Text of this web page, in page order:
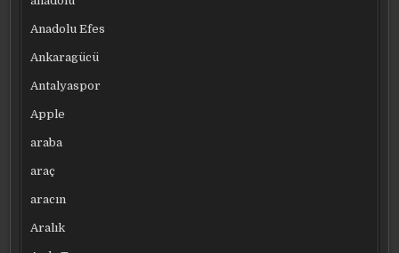
Anadolu Efes
Ankaragücü
Antalyaspor
Apple
araba
araç
aracın
Aralık